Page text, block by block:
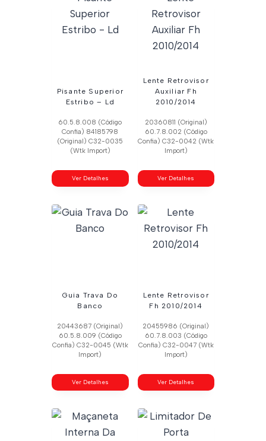
Pisante Superior
Estribo – Ld
60.5.8.008 (Código
Confia) 84185798
(Original) C32-0035
(Wtk Import)
Ver Detalhes
Lente Retrovisor
Auxiliar Fh
2010/2014
20360811 (Original)
60.7.8.002 (Código
Confia) C32-0042 (Wtk
Import)
Ver Detalhes
Guia Trava Do
Banco
20443687 (Original)
60.5.8.009 (Código
Confia) C32-0045 (Wtk
Import)
Ver Detalhes
Lente Retrovisor
Fh 2010/2014
20455986 (Original)
60.7.8.003 (Código
Confia) C32-0047 (Wtk
Import)
Ver Detalhes